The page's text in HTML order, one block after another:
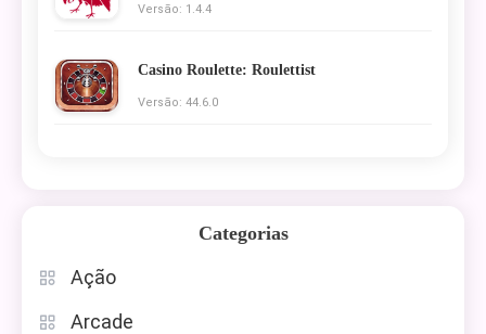
Versão: 1.4.4
Casino Roulette: Roulettist
Versão: 44.6.0
Categorias
Ação
Arcade